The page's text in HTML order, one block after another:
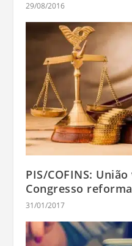
29/08/2016
PIS/COFINS:
Congresso
31/01/2017